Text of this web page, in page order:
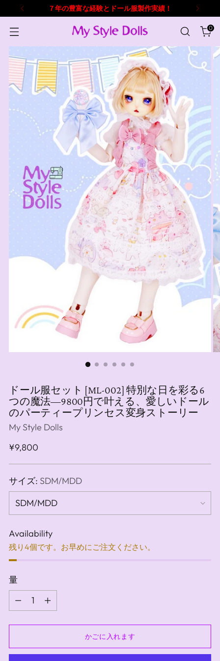
７年の豊富な経験とドール服製作実績！
0
ドール服セット [ML-002] 特別な日を彩る6
つの魔法―9800円で叶える、愛しいドール
のパーティープリンセス変身ストーリー
My Style Dolls
通
格
¥9,800
サイズ: SDM/MDD
Availability
残り4個です。お早めにご注文ください。
量
かごに入れます